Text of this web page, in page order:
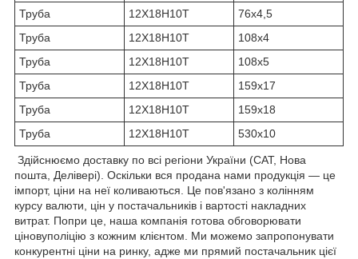
Труба
12Х18Н10Т
76х4,5
Труба
12Х18Н10Т
108х4
Труба
12Х18Н10Т
108х5
Труба
12Х18Н10Т
159х17
Труба
12Х18Н10Т
159х18
Труба
12Х18Н10Т 530х10
Здійснюємо доставку по всі регіони України (САТ, Нова
пошта, Делівері). Оскільки вся продана нами продукція — це
імпорт, ціни на неї коливаються. Це пов'язано з колінням
курсу валюти, цін у постачальників і вартості накладних
витрат. Попри це, наша компанія готова обговорювати
ціновуполіцію з кожним клієнтом. Ми можемо запропонувати
конкурентні ціни на ринку, адже ми прямий постачальник цієї